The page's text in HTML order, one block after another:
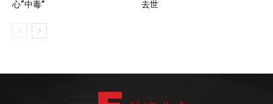
心“中毒”
去世